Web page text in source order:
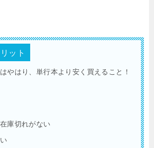
ット
やはり、単行本より安く買えること！
庫切れがない